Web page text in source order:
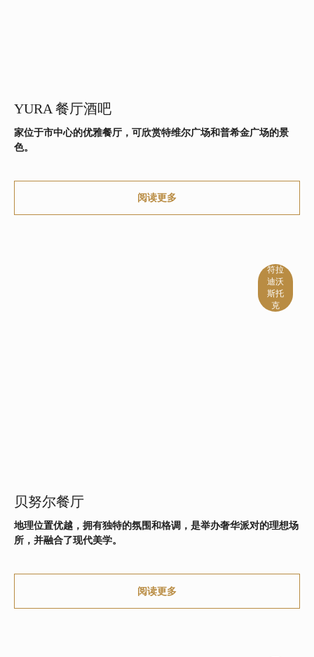
艳！
YURA 餐厅酒吧
家位于市中心的优雅餐厅，可欣赏特维尔广场和普希金广场的景
色。
阅读更多
符拉
迪沃
斯托
克
贝努尔餐厅
地理位置优越，拥有独特的氛围和格调，是举办奢华派对的理想场
所，并融合了现代美学。
阅读更多